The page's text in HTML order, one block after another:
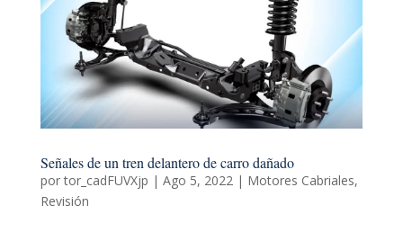
Señales de un tren delantero de carro dañado
portor_cadFUVXjp | Ago 5, 2022| Motores Cabriales,
Revisión